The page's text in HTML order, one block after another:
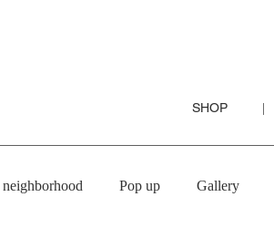
SHOP
neighborhood Pop up Gallery